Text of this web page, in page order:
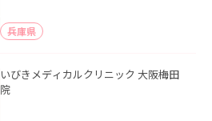
兵庫県
いびきメディカルクリニック 大阪梅田
院